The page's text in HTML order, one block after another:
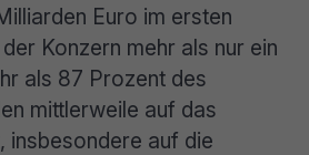
Euro im ersten
Konzern mehr als nur ein
als 87 Prozent des
mittlerweile auf das
insbesondere auf die